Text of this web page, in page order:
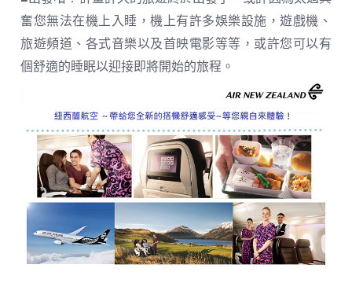
奮您無法在機上入睡，機上有許多娛樂設施，遊戲機、
旅遊頻道、各式音樂以及首映電影等等，或許您可以有
個舒適的睡眠以迎接即將開始的旅程。